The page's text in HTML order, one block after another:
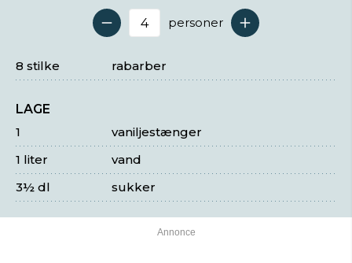
Antal serveringer
personer
rabarber
8 stilke
LAGE
vaniljestænger
1
vand
1 liter
sukker
3½ dl